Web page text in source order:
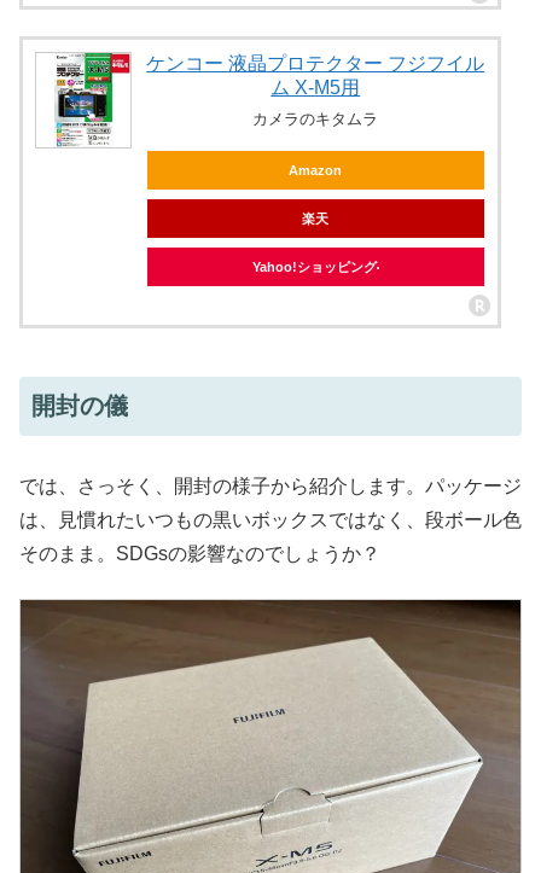
ケンコー 液晶プロテクター フジフイル
ム X-M5用
カメラのキタムラ
Amazon
楽天
Yahoo!ショッピング
開封の儀
では、さっそく、開封の様子から紹介します。パッケージ
は、見慣れたいつもの黒いボックスではなく、段ボール色
そのまま。SDGsの影響なのでしょうか？